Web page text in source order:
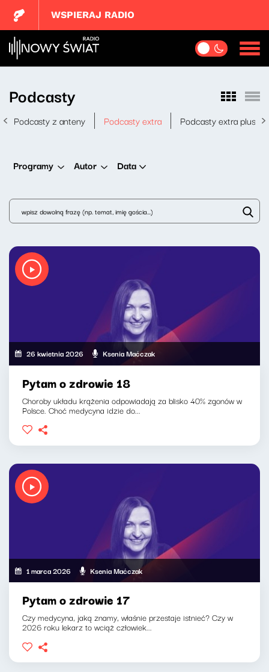
WSPIERAJ RADIO
Podcasty
Podcasty z anteny Podcasty extra Podcasty extra plus
Programy Autor Data
26 kwietnia 2026 Ksenia Maćczak
Pytam o zdrowie 18
Choroby układu krążenia odpowiadają za blisko 40% zgonów w
Polsce. Choć medycyna idzie do...
1 marca 2026 Ksenia Maćczak
Pytam o zdrowie 17
Czy medycyna, jaką znamy, właśnie przestaje istnieć? Czy w
2026 roku lekarz to wciąż człowiek...